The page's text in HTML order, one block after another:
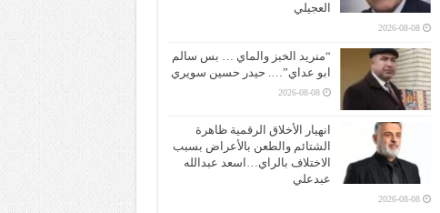
العجيلي
2026-08-08
“منريد الخبز والماي … بس سالم
ابو عداي”…. حيدر حسين سويري
2026-08-08
انهيار الأخلاق الرقمية ظاهرة
الشتائم والطعن بالأعراض بسبب
الاختلاف بالراي…اسعد عبدالله
عبدعلي
2026-08-08